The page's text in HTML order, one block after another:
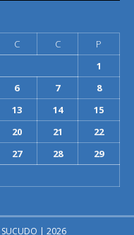
C C
P
1
6 7
8
13 14
15
20 21
22
27 28
29
SUCUDO | 2026